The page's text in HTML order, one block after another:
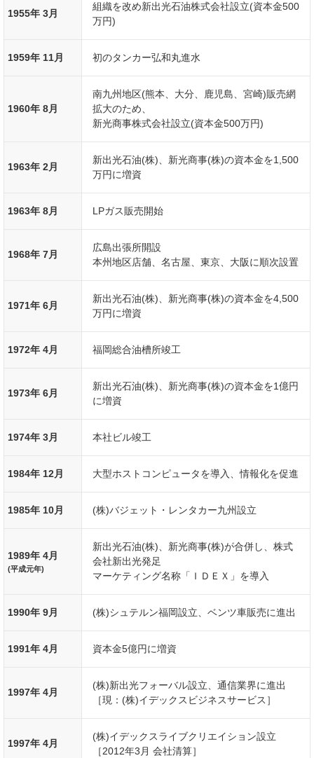
1955年 3月
組織を改め新出光石油株式会社設立(資本金500
万円)
1959年 11月 初のタンカー弘和丸進水
1960年 8月
南九州地区(熊本、大分、鹿児島、宮崎)販売網
拡大のため、
新光商事株式会社設立(資本金500万円)
1963年 2月
新出光石油(株)、新光商事(株)の資本金を1,500
万円に増資
1963年 8月 LPガス販売開始
1968年 7月
広島出張所開設
本州地区店舗、名古屋、東京、大阪に順次設置
1971年 6月
新出光石油(株)、新光商事(株)の資本金を4,500
万円に増資
1972年 4月 福岡総合油槽所竣工
1973年 6月
新出光石油(株)、新光商事(株)の資本金を1億円
に増資
1974年 3月 本社ビル竣工
1984年 12月 大型ホストコンピュータを導入、情報化を促進
1985年 10月 (株)バジェット・レンタカー九州設立
1989年 4月
(平成元年)
新出光石油(株)、新光商事(株)が合併し、株式
会社新出光発足
マーケティング名称「ＩＤＥＸ」を導入
1990年 9月 (株)シュテルン福岡設立、ベンツ車販売に進出
1991年 4月 資本金5億円に増資
1997年 4月
(株)新出光フォーバル設立、通信業界に進出
［現：(株)イデックスビジネスサービス］
1997年 4月
(株)イデックスライブクリエイション設立
［2012年3月 会社清算］